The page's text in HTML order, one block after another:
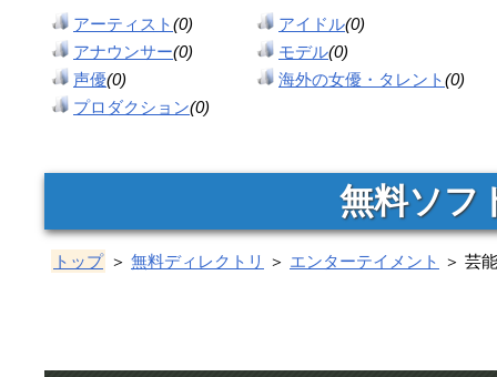
アーティスト(0) アイドル(0)
アナウンサー(0) モデル(0)
声優(0) 海外の女優・タレント(0)
プロダクション(0)
無料ソフ
トップ ＞ 無料ディレクトリ ＞ エンターテイメント ＞ 芸